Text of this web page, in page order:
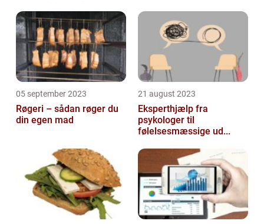
05 september 2023
Røgeri – sådan røger du
din egen mad
21 august 2023
Eksperthjælp fra
psykologer til
følelsesmæssige ud...